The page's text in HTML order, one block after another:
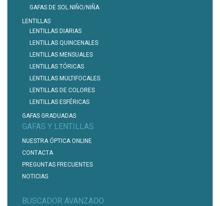
GAFAS DE SOL NIÑO/NIÑA
LENTILLAS
LENTILLAS DIARIAS
LENTILLAS QUINCENALES
LENTILLAS MENSUALES
LENTILLAS TÓRICAS
LENTILLAS MULTIFOCALES
LENTILLAS DE COLORES
LENTILLAS ESFÉRICAS
GAFAS GRADUADAS
GAFAS Y LENTILLAS
NUESTRA ÓPTICA ONLINE
CONTACTA
PREGUNTAS FRECUENTES
NOTICIAS
BUSCADOR AVANZADO